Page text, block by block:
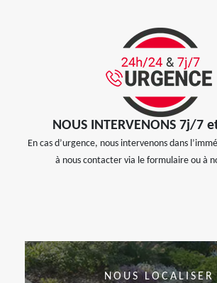
NOUS INTERVENONS 7j/7
En cas d’urgence, nous intervenons dans
à nous contacter via le formulaire ou à
NOUS LOCALISER